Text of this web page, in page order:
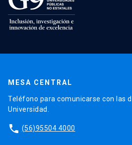
MESA CENTRAL
Teléfono para comunicarse con las
Universidad.
phone (56)95504 4000